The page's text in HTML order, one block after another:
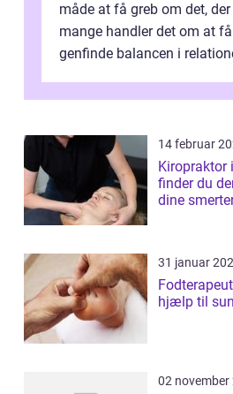
måde at få greb om det,
mange handler det om at
genfinde balancen i
14 februar
Kiropraktor i
finder du
dine
31 januar
Fodterapeut
hjælp til
02 november